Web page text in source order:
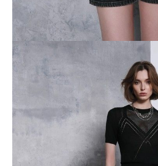
Pytania
O produkcie
Джемпер прямого силуэта связан из
на основе вискозы красивым
кулирной глади. Модель поможет
и сделает повседневный образ
· круглый вырез горловины
· короткие втачные рукава
· прямой силуэт
· гладкая и приятная к телу пряжа с
· сочетание двух переплетений:
· сохранение формы и цвета при
· лаконично, женственно и элегантно.